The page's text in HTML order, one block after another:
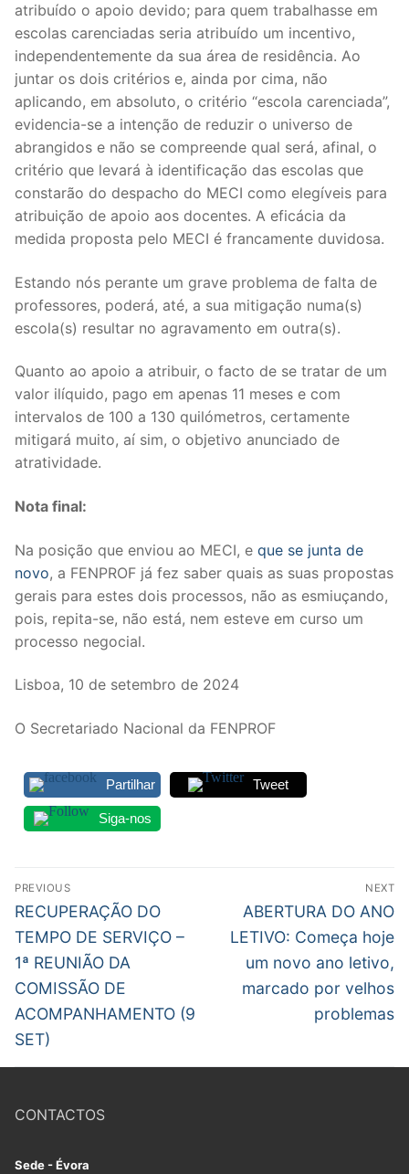
atribuído o apoio devido; para quem trabalhasse em
escolas carenciadas seria atribuído um incentivo,
independentemente da sua área de residência. Ao
juntar os dois critérios e, ainda por cima, não
aplicando, em absoluto, o critério “escola carenciada”,
evidencia-se a intenção de reduzir o universo de
abrangidos e não se compreende qual será, afinal, o
critério que levará à identificação das escolas que
constarão do despacho do MECI como elegíveis para
atribuição de apoio aos docentes. A eficácia da
medida proposta pelo MECI é francamente duvidosa.
Estando nós perante um grave problema de falta de
professores, poderá, até, a sua mitigação numa(s)
escola(s) resultar no agravamento em outra(s).
Quanto ao apoio a atribuir, o facto de se tratar de um
valor ilíquido, pago em apenas 11 meses e com
intervalos de 100 a 130 quilómetros, certamente
mitigará muito, aí sim, o objetivo anunciado de
atratividade.
Nota final:
Na posição que enviou ao MECI, e que se junta de
novo, a FENPROF já fez saber quais as suas propostas
gerais para estes dois processos, não as esmiuçando,
pois, repita-se, não está, nem esteve em curso um
processo negocial.
Lisboa, 10 de setembro de 2024
O Secretariado Nacional da FENPROF
Partilhar Tweet
Siga-nos
Navegação
de
artigos
PREVIOUS
Previous
post:
RECUPERAÇÃO DO
TEMPO DE SERVIÇO –
1ª REUNIÃO DA
COMISSÃO DE
ACOMPANHAMENTO (9
SET)
NEXT
Next
post:
ABERTURA DO ANO
LETIVO: Começa hoje
um novo ano letivo,
marcado por velhos
problemas
CONTACTOS
Sede - Évora